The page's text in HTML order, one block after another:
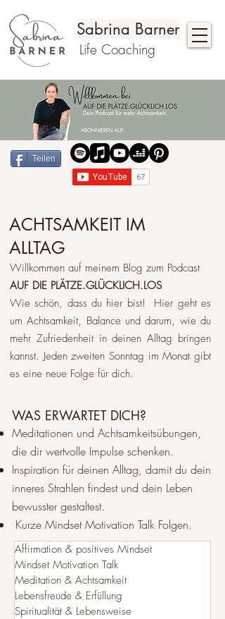
Sabrina Barner
Life Coaching
Teilen
ACHTSAMKEIT IM
ALLTAG
Willkommen auf meinem Blog zum Podcast
AUF DIE PLÄTZE.GLÜCKLICH.LOS
Wie schön, dass du hier bist! Hier geht es
um Achtsamkeit, Balance und darum, wie du
mehr Zufriedenheit in deinen Alltag bringen
kannst. Jeden zweiten Sonntag im Monat gibt
es eine neue Folge für dich.​
WAS ERWARTET DICH?
Meditationen und Achtsamkeitsübungen,
die dir wertvolle Impulse schenken.
Inspiration für deinen Alltag, damit du dein
inneres Strahlen findest und dein Leben
bewusster gestaltest.
Kurze Mindset Motivation Talk Folgen.
Affirmation & positives Mindset
Mindset Motivation Talk
Meditation & Achtsamkeit
Lebensfreude & Erfüllung
Spiritualität & Lebensweise